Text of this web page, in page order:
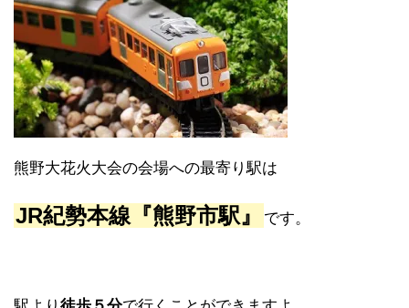
熊野大花火大会の会場への最寄り駅は
JR紀勢本線『熊野市駅』 です。